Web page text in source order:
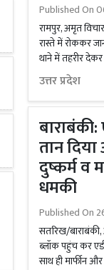
Published On
रामपुर, अमृत
रास्ते में रोककर
थाने में तहरीर
उत्तर प्रदेश
तान
दुष्कर्म व
धमकी
Published On
सतरिख/बाराबंकी,
ब्लॉक पहुंच कर
साथ ही मार्फीन